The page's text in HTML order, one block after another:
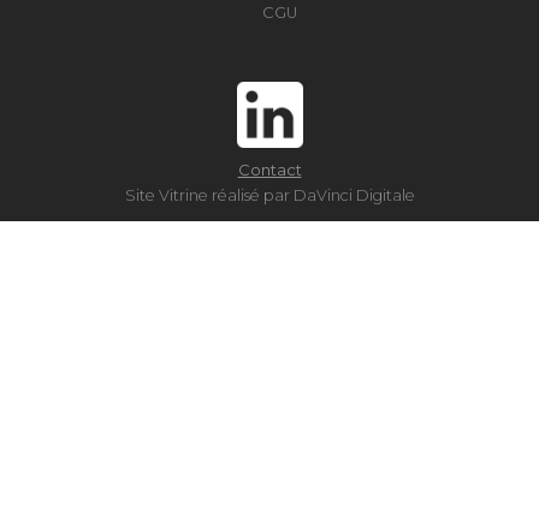
CGU
Site Vitrine réalisé par DaVinci Digitale
Contact